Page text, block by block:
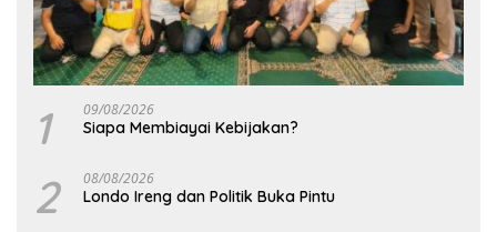
1 09/08/2026
Siapa Membiayai Kebijakan?
2 08/08/2026
Londo Ireng dan Politik Buka Pintu